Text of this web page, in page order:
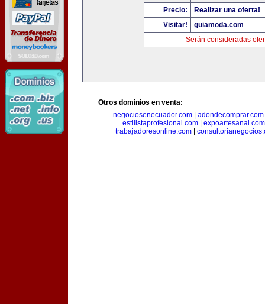
Precio:
Realizar una oferta!
Visitar!
guiamoda.com
Serán consideradas
Otros dominios en venta:
negociosenecuador.com| adondecomprar.com
estilistaprofesional.com
expoartesanal.com
trabajadoresonline.com